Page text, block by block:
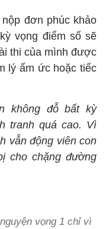
đơn phúc khảo
vọng điểm số sẽ
thi của mình được
lý ấm ức hoặc tiếc
không đỗ bất kỳ
tranh quá cao. Vì
vẫn động viên con
cho chặng đường
vọng 1 chỉ vì